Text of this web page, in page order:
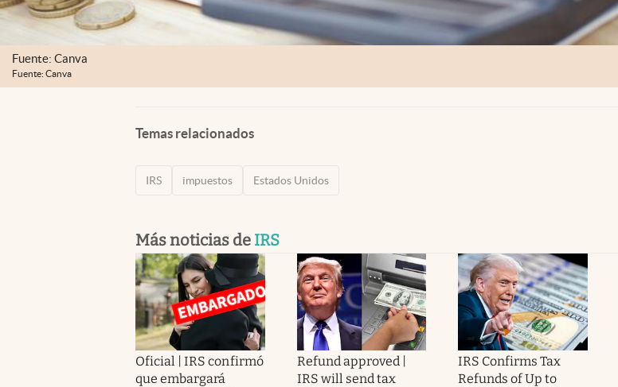
Fuente: Canva
Fuente: Canva
Temas relacionados
IRS impuestos Estados Unidos
Más noticias de IRS
Oficial | IRS confirmó
que embargará
Refund approved |
IRS will send tax
IRS Confirms Tax
Refunds of Up to